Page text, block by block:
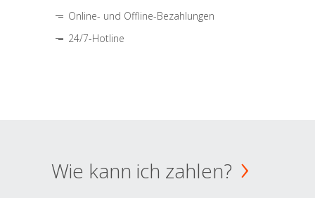
Online- und Offline-Bezahlungen
24/7-Hotline
Wie kann ich zahlen?